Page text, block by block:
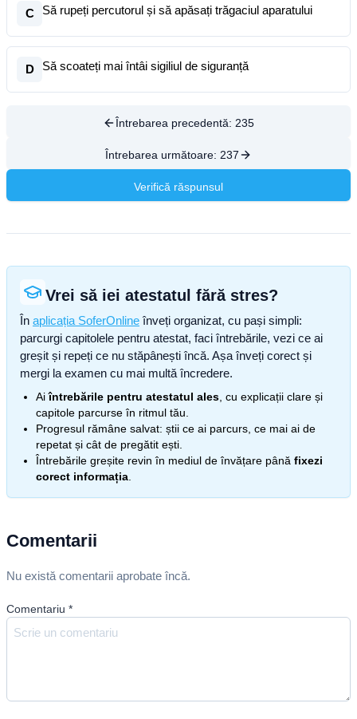
C Să rupeți percutorul și să apăsați trăgaciul aparatului
D Să scoateți mai întâi sigiliul de siguranță
Întrebarea precedentă: 235
Întrebarea următoare: 237
Verifică răspunsul
Vrei să iei atestatul fără stres?
În aplicația SoferOnline înveți organizat, cu pași simpli:
parcurgi capitolele pentru atestat, faci întrebările, vezi ce ai
greșit și repeți ce nu stăpânești încă. Așa înveți corect și
mergi la examen cu mai multă încredere.
Aiîntrebările pentru atestatul ales , cu explicații clare și
capitole parcurse în ritmul tău.
Progresul rămâne salvat: știi ce ai parcurs, ce mai ai de
repetat și cât de pregătit ești.
Întrebările greșite revin în mediul de învățare până fixezi
corect informația
Comentarii
Nu există comentarii aprobate încă.
Comentariu *